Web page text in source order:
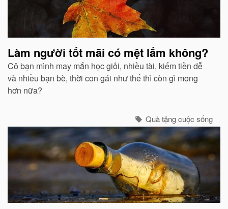
Làm người tốt mãi có mệt lắm không?
Cô bạn mình may mắn học giỏi, nhiều tài, kiếm tiền dễ
và nhiều bạn bè, thời con gái như thế thì còn gì mong
hơn nữa?
Quà tặng cuộc sống